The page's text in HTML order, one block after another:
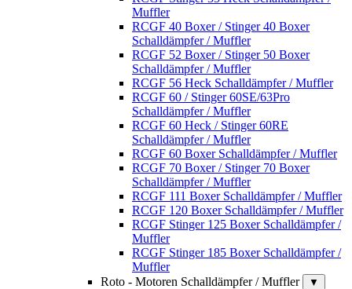
Muffler
RCGF 40 Boxer / Stinger 40 Boxer
Schalldämpfer / Muffler
RCGF 52 Boxer / Stinger 50 Boxer
Schalldämpfer / Muffler
RCGF 56 Heck Schalldämpfer / Muffler
RCGF 60 / Stinger 60SE/63Pro
Schalldämpfer / Muffler
RCGF 60 Heck / Stinger 60RE
Schalldämpfer / Muffler
RCGF 60 Boxer Schalldämpfer / Muffler
RCGF 70 Boxer / Stinger 70 Boxer
Schalldämpfer / Muffler
RCGF 111 Boxer Schalldämpfer / Muffler
RCGF 120 Boxer Schalldämpfer / Muffler
RCGF Stinger 125 Boxer Schalldämpfer /
Muffler
RCGF Stinger 185 Boxer Schalldämpfer /
Muffler
Roto - Motoren Schalldämpfer / Muffler
▼